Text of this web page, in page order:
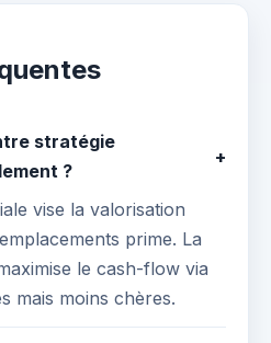
stratégie
?
+
vise la valorisation
prime. La
le cash-flow via
mais moins chères.